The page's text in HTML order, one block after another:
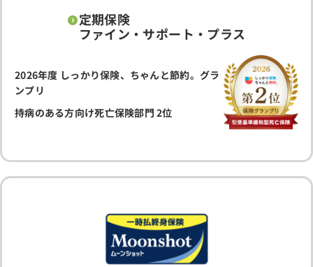
定期保険
ファイン・サポート・プラス
2026年度 しっかり保険、ちゃんと節約。グラ
ンプリ
持病のある方向け死亡保険部門 2位